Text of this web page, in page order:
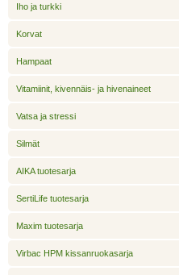
Iho ja turkki
Korvat
Hampaat
Vitamiinit, kivennäis- ja hivenaineet
Vatsa ja stressi
Silmät
AIKA tuotesarja
SertiLife tuotesarja
Maxim tuotesarja
Virbac HPM kissanruokasarja